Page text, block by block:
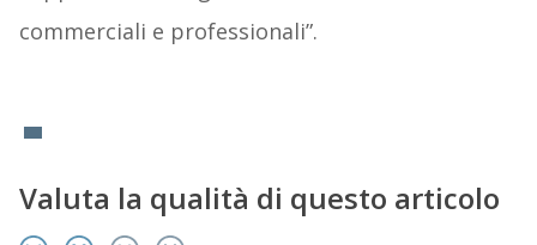
commerciali e professionali”.
Valuta la qualità di questo articolo